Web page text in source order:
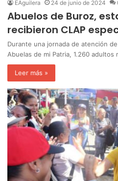
EAguilera 24 de junio de 2024
Abuelos de Buroz,
recibieron CLAP
Durante una jornada de atención
Abuelas de mi Patria, 1.260
Leer más »